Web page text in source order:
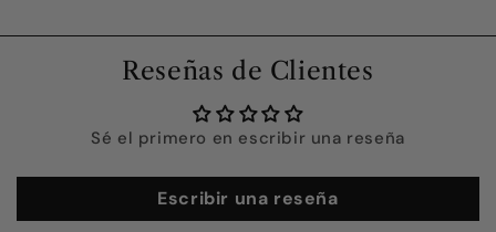
Reseñas de Clientes
Sé el primero en escribir una reseña
Escribir una reseña